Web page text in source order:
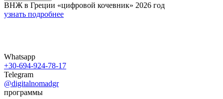
ВНЖ в Греции «цифровой кочевник» 2026 год
узнать подробнее
Whatsapp
+30-694-924-78-17
Telegram
@digitalnomadgr
программы